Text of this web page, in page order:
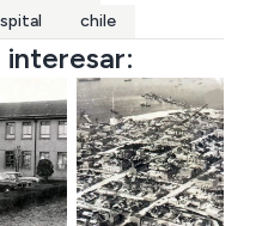
chile
interesar: